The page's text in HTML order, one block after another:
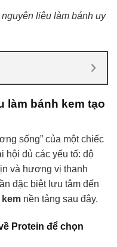
liệu làm bánh uy
làm bánh kem tạo
sống” của một chiếc
hội đủ các yếu tố: độ
và hương vị thanh
đặc biệt lưu tâm đến
nền tảng sau đây.
Protein để chọn